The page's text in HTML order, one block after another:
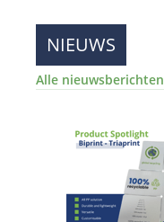
NIEUWS
Alle nieuwsberichten